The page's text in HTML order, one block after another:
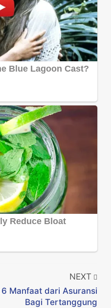
NEXT
6 Manfaat dari Asuransi
Bagi Tertanggung